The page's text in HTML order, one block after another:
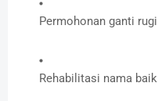
Permohonan ganti rugi
Rehabilitasi nama baik